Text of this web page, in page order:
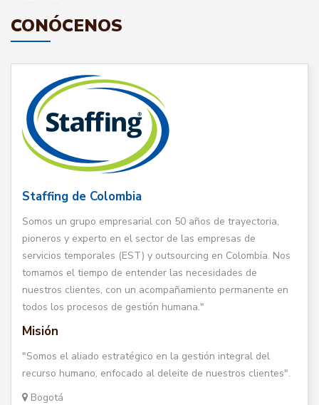
CONÓCENOS
Staffing de Colombia
Somos un grupo empresarial con 50 años de trayectoria,
pioneros y experto en el sector de las empresas de
servicios temporales (EST) y outsourcing en Colombia. Nos
tomamos el tiempo de entender las necesidades de
nuestros clientes, con un acompañamiento permanente en
todos los procesos de gestión humana."
Misión
"Somos el aliado estratégico en la gestión integral del
recurso humano, enfocado al deleite de nuestros clientes".
Bogotá